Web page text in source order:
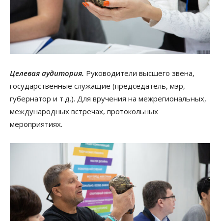
Целевая аудитория. Руководители высшего звена,
государственные служащие (председатель, мэр,
губернатор и т.д.). Для вручения на межрегиональных,
международных встречах, протокольных
мероприятиях.